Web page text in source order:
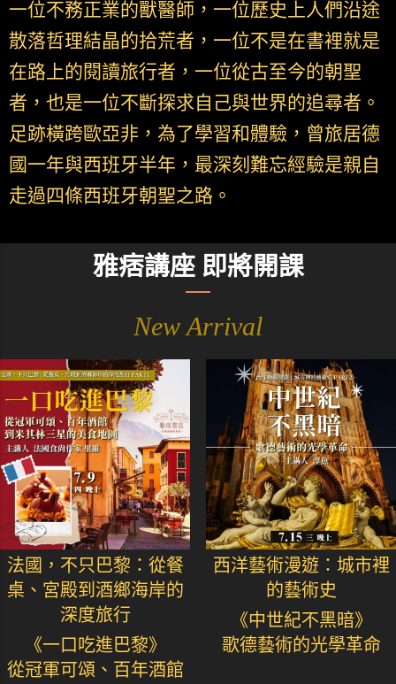
一位不務正業的獸醫師，一位歷史上人們沿途
散落哲理結晶的拾荒者，一位不是在書裡就是
在路上的閱讀旅行者，一位從古至今的朝聖
者，也是一位不斷探求自己與世界的追尋者。
足跡橫跨歐亞非，為了學習和體驗，曾旅居德
國一年與西班牙半年，最深刻難忘經驗是親自
走過四條西班牙朝聖之路。
雅痞講座 即將開課
New Arrival
法國，不只巴黎：從餐
桌、宮殿到酒鄉海岸的
深度旅行
《一口吃進巴黎》
從冠軍可頌、百年酒館
西洋藝術漫遊：城市裡
的藝術史
《中世紀不黑暗》
歌德藝術的光學革命